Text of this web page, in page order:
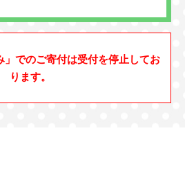
」でのご寄付は受付を停止してお
ります。